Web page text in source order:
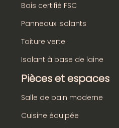
Bois certifié FSC
Panneaux isolants
Toiture verte
Isolant à base de laine
Pièces et espaces
Salle de bain moderne
Cuisine équipée